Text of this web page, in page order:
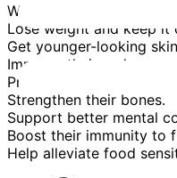
What’s more, it can also
Lose weight and keep it
Get younger-looking
Improve their endurance.
Prevent injuries.
Strengthen their bones.
Support better mental
Boost their immunity to
Help alleviate food